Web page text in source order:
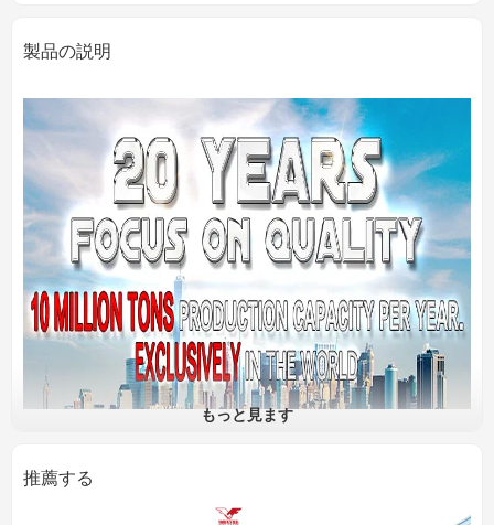
製品の説明
もっと見ます
推薦する